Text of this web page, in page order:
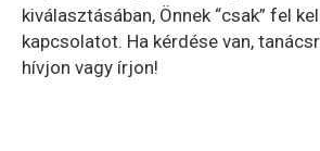
kiválasztásában, Önnek “csak” fel
kapcsolatot. Ha kérdése van,
hívjon vagy írjon!